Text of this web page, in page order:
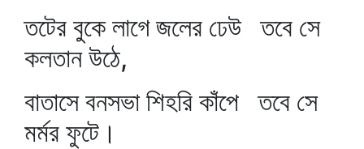
তটের বুকে লাগে জলের ঢেউ তবে সে
কলতান উঠে,
বাতাসে বনসভা শিহরি কাঁপে তবে সে
মর্মর ফুটে।